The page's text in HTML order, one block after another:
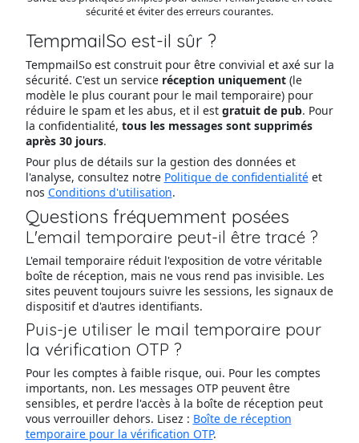
sécurité et éviter des erreurs courantes.
TempmailSo est-il sûr ?
TempmailSo est construit pour être convivial et axé sur la
sécurité. C'est un service réception uniquement(le
modèle le plus courant pour le mail temporaire) pour
réduire le spam et les abus, et il est gratuit de pub. Pour
la confidentialité, tous les messages sont supprimés
après 30 jours.
Pour plus de détails sur la gestion des données et
l'analyse, consultez notre Politique de confidentialitéet
nos Conditions d'utilisation.
Questions fréquemment posées
L'email temporaire peut-il être tracé ?
L'email temporaire réduit l'exposition de votre véritable
boîte de réception, mais ne vous rend pas invisible. Les
sites peuvent toujours suivre les sessions, les signaux de
dispositif et d'autres identifiants.
Puis-je utiliser le mail temporaire pour
la vérification OTP ?
Pour les comptes à faible risque, oui. Pour les comptes
importants, non. Les messages OTP peuvent être
sensibles, et perdre l'accès à la boîte de réception peut
vous verrouiller dehors. Lisez : Boîte de réception
temporaire pour la vérification OTP.